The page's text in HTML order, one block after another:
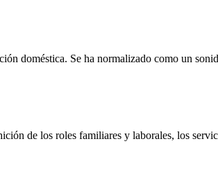
doméstica. Se ha normalizado como un
de los roles familiares y laborales, los